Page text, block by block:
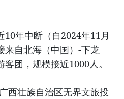
年中断（自2024年11月
来自北海（中国）-下龙
客团，规模接近1000人。
西壮族自治区无界文旅投